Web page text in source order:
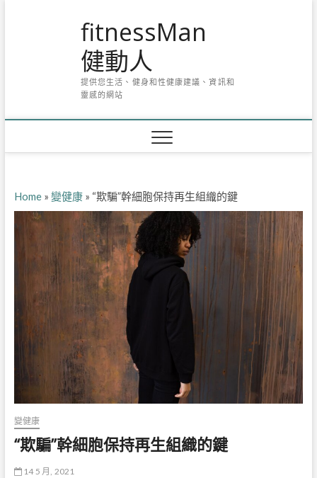
fitnessMan
健動人
提供您生活、健身和性健康建議、資訊和
靈感的網站
Home» 變健康» “欺騙”幹細胞保持再生組織的鍵
變健康
“欺騙”幹細胞保持再生組織的鍵
14 5 月, 2021